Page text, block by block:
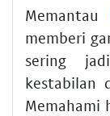
Memantau
memberi
sering
kestabilan
Memahami